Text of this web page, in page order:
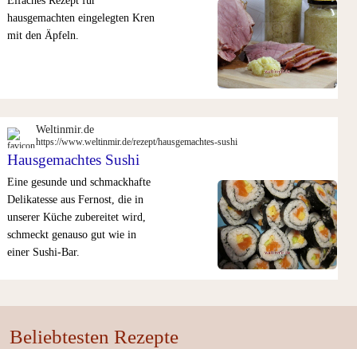
hausgemachten eingelegten Kren
mit den Äpfeln.
Weltinmir.de
https://www.weltinmir.de/rezept/hausgemachtes-sushi
Hausgemachtes Sushi
Eine gesunde und schmackhafte
Delikatesse aus Fernost, die in
unserer Küche zubereitet wird,
schmeckt genauso gut wie in
einer Sushi-Bar.
Beliebtesten Rezepte